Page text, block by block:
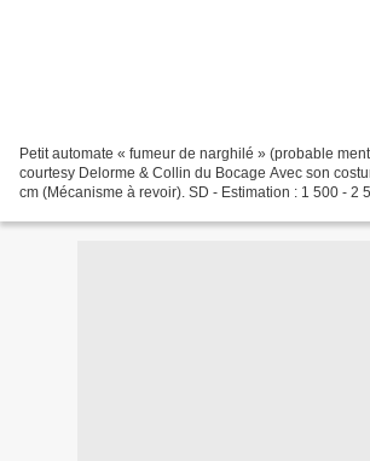
Petit automate « fumeur de narghilé » (probable
courtesy Delorme & Collin du Bocage Avec son
cm (Mécanisme à revoir). SD - Estimation : 1 500 - 2